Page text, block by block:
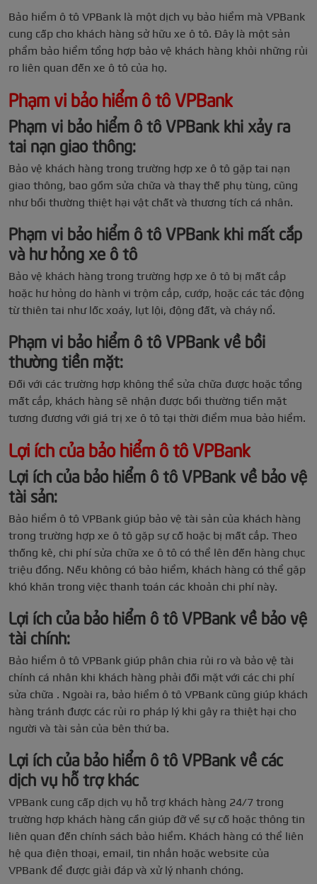
Bảo hiểm ô tô VPBank là một dịch vụ bảo hiểm mà VPBank
cung cấp cho khách hàng sở hữu xe ô tô. Đây là một sản
phẩm bảo hiểm tổng hợp bảo vệ khách hàng khỏi những rủi
ro liên quan đến xe ô tô của họ.
Phạm vi bảo hiểm ô tô VPBank
Phạm vi bảo hiểm ô tô VPBank khi xảy ra
tai nạn giao thông:
Bảo vệ khách hàng trong trường hợp xe ô tô gặp tai nạn
giao thông, bao gồm sửa chữa và thay thế phụ tùng, cũng
như bồi thường thiệt hại vật chất và thương tích cá nhân.
Phạm vi bảo hiểm ô tô VPBank khi mất cắp
và hư hỏng xe ô tô
Bảo vệ khách hàng trong trường hợp xe ô tô bị mất cắp
hoặc hư hỏng do hành vi trộm cắp, cướp, hoặc các tác động
từ thiên tai như lốc xoáy, lụt lội, động đất, và cháy nổ.
Phạm vi bảo hiểm ô tô VPBank về bồi
thường tiền mặt:
Đối với các trường hợp không thể sửa chữa được hoặc tổng
mất cắp, khách hàng sẽ nhận được bồi thường tiền mặt
tương đương với giá trị xe ô tô tại thời điểm mua bảo hiểm.
Lợi ích của bảo hiểm ô tô VPBank
Lợi ích của bảo hiểm ô tô VPBank về bảo vệ
tài sản:
Bảo hiểm ô tô VPBank giúp bảo vệ tài sản của khách hàng
trong trường hợp xe ô tô gặp sự cố hoặc bị mất cắp. Theo
thống kê, chi phí sửa chữa xe ô tô có thể lên đến hàng chục
triệu đồng. Nếu không có bảo hiểm, khách hàng có thể gặp
khó khăn trong việc thanh toán các khoản chi phí này.
Lợi ích của bảo hiểm ô tô VPBank về bảo vệ
tài chính:
Bảo hiểm ô tô VPBank giúp phân chia rủi ro và bảo vệ tài
chính cá nhân khi khách hàng phải đối mặt với các chi phí
sửa chữa . Ngoài ra, bảo hiểm ô tô VPBank cũng giúp khách
hàng tránh được các rủi ro pháp lý khi gây ra thiệt hại cho
người và tài sản của bên thứ ba.
Lợi ích của bảo hiểm ô tô VPBank về các
dịch vụ hỗ trợ khác
VPBank cung cấp dịch vụ hỗ trợ khách hàng 24/7 trong
trường hợp khách hàng cần giúp đỡ về sự cố hoặc thông tin
liên quan đến chính sách bảo hiểm. Khách hàng có thể liên
hệ qua điện thoại, email, tin nhắn hoặc website của
VPBank để được giải đáp và xử lý nhanh chóng.